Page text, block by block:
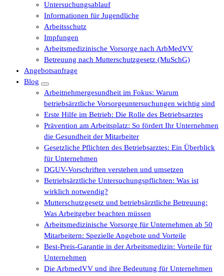
Untersuchungsablauf
Informationen für Jugendliche
Arbeitsschutz
Impfungen
Arbeitsmedizinische Vorsorge nach ArbMedVV
Betreuung nach Mutterschutzgesetz (MuSchG)
Angebotsanfrage
Blog
Arbeitnehmergesundheit im Fokus: Warum
betriebsärztliche Vorsorgeuntersuchungen wichtig sind
Erste Hilfe im Betrieb: Die Rolle des Betriebsarztes
Prävention am Arbeitsplatz: So fördert Ihr Unternehmen
die Gesundheit der Mitarbeiter
Gesetzliche Pflichten des Betriebsarztes: Ein Überblick
für Unternehmen
DGUV-Vorschriften verstehen und umsetzen
Betriebsärztliche Untersuchungspflichten: Was ist
wirklich notwendig?
Mutterschutzgesetz und betriebsärztliche Betreuung:
Was Arbeitgeber beachten müssen
Arbeitsmedizinische Vorsorge für Unternehmen ab 50
Mitarbeitern: Spezielle Angebote und Vorteile
Best-Preis-Garantie in der Arbeitsmedizin: Vorteile für
Unternehmen
Die ArbmedVV und ihre Bedeutung für Unternehmen